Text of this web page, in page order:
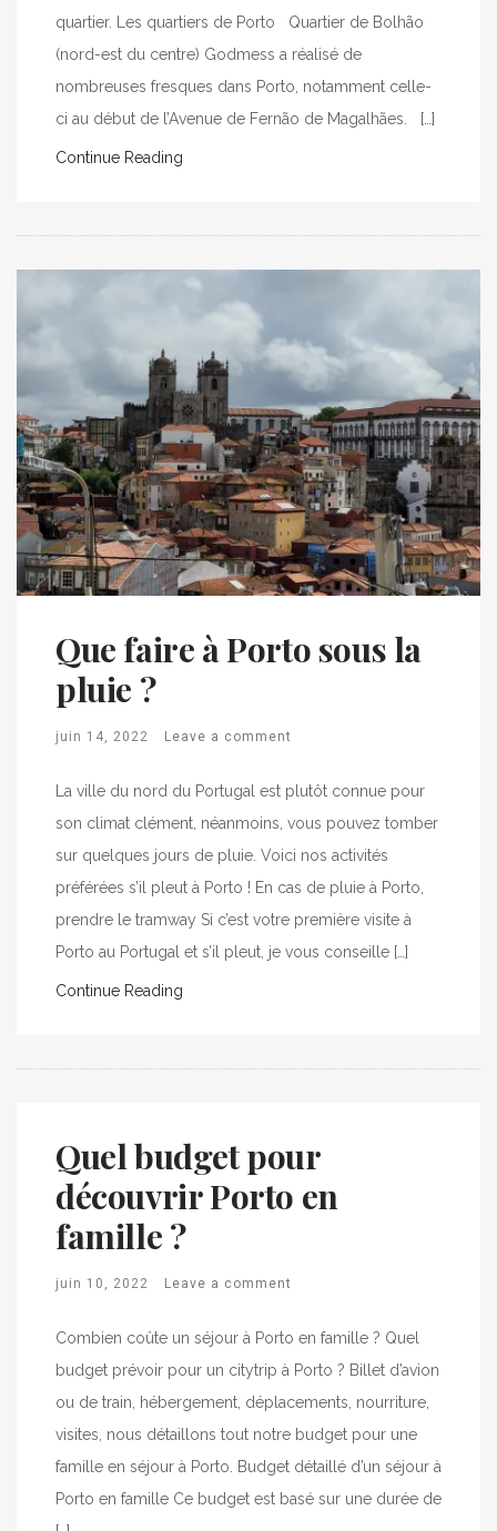
quartier. Les quartiers de Porto Quartier de Bolhão
(nord-est du centre) Godmess a réalisé de
nombreuses fresques dans Porto, notamment celle-
ci au début de l’Avenue de Fernão de Magalhães. […]
Continue Reading
Que faire à Porto sous la
pluie ?
juin 14, 2022 Leave a comment
La ville du nord du Portugal est plutôt connue pour
son climat clément, néanmoins, vous pouvez tomber
sur quelques jours de pluie. Voici nos activités
préférées s’il pleut à Porto ! En cas de pluie à Porto,
prendre le tramway Si c’est votre première visite à
Porto au Portugal et s’il pleut, je vous conseille […]
Continue Reading
Quel budget pour
découvrir Porto en
famille ?
juin 10, 2022 Leave a comment
Combien coûte un séjour à Porto en famille ? Quel
budget prévoir pour un citytrip à Porto ? Billet d’avion
ou de train, hébergement, déplacements, nourriture,
visites, nous détaillons tout notre budget pour une
famille en séjour à Porto. Budget détaillé d’un séjour à
Porto en famille Ce budget est basé sur une durée de